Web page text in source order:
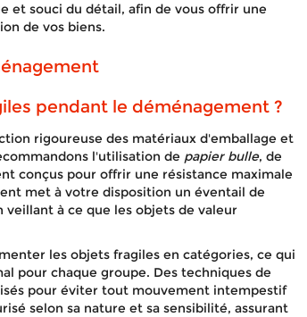
et souci du détail, afin de vous offrir une
de vos biens.
pendant le déménagement ?
rigoureuse des matériaux d'emballage et
l'utilisation de papier bulle, de
conçus pour offrir une résistance maximale
met à votre disposition un éventail de
à ce que les objets de valeur
les objets fragiles en catégories, ce qui
pour chaque groupe. Des techniques de
pour éviter tout mouvement intempestif
selon sa nature et sa sensibilité, assurant